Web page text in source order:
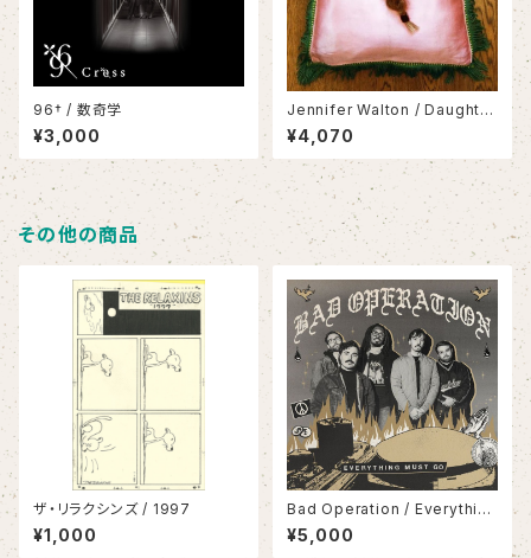
96† / 数奇学
¥3,000
Jennifer Walton / Daughter
s(LP)
¥4,070
その他の商品
ザ・リラクシンズ / 1997
¥1,000
Bad Operation / Everything
Must Go(LP)
¥5,000